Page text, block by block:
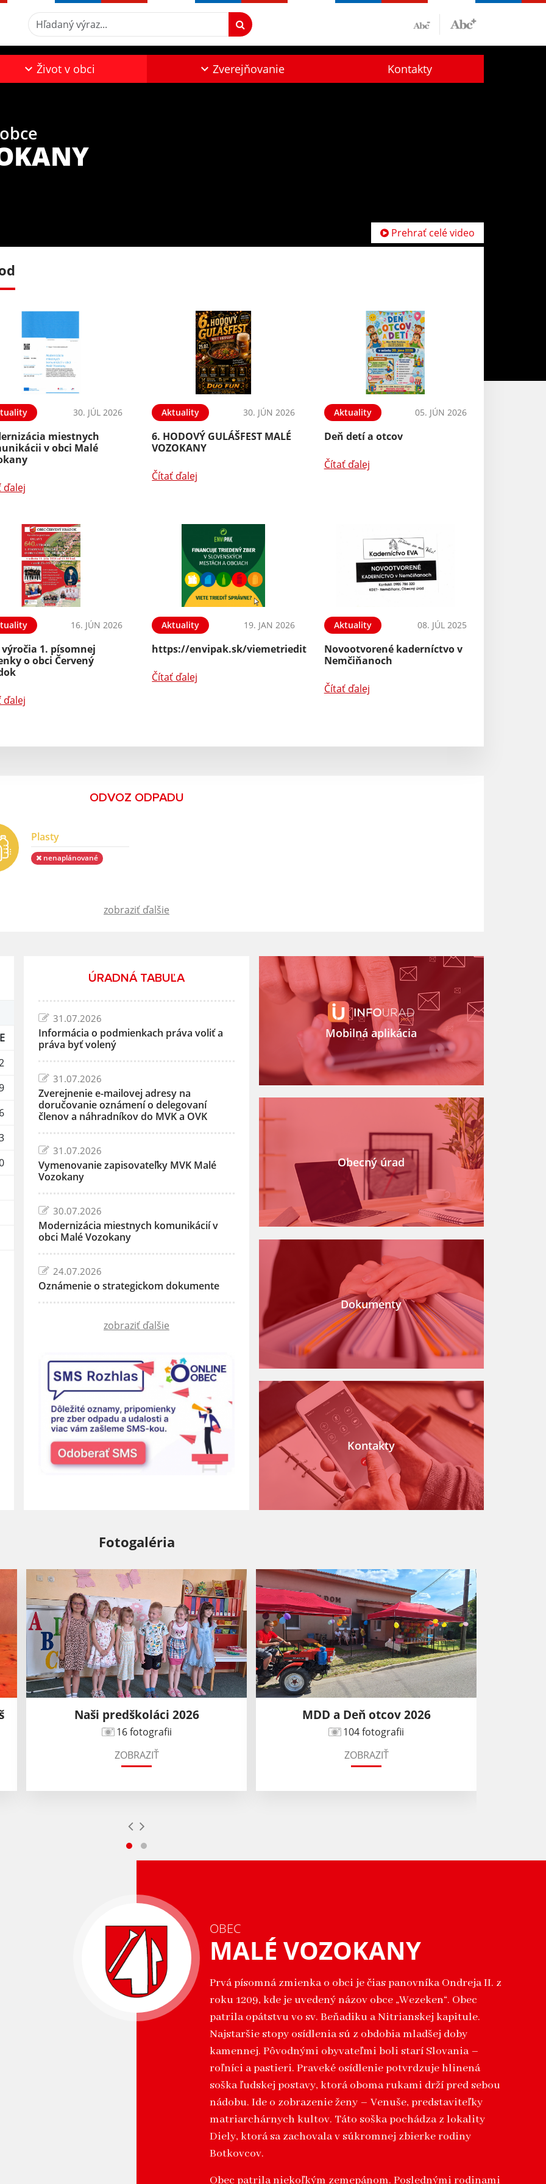
Hľadaný výraz...
Život v obci Zverejňovanie Kontakty
Prehrať celé video
30. JÚL 2026
miestnych
v obci Malé
ďalej
Aktuality 30. JÚN 2026
6. HODOVÝ GULÁŠFEST MALÉ
VOZOKANY
Čítať ďalej
Aktuality 05. JÚN 2026
Deň detí a otcov
Čítať ďalej
16. JÚN 2026
výročia 1. písomnej
o obci Červený
ďalej
Aktuality 19. JAN 2026
https://envipak.sk/viemetriedit
Čítať ďalej
Aktuality 08. JÚL 2025
Novootvorené kaderníctvo v
Nemčiňanoch
Čítať ďalej
ODVOZ ODPADU
Plasty
nenaplánované
zobraziť ďalšie
ÚRADNÁ TABUĽA
31.07.2026
Informácia o podmienkach práva voliť a
práva byť volený
31.07.2026
Zverejnenie e-mailovej adresy na
doručovanie oznámení o delegovaní
členov a náhradníkov do MVK a OVK
31.07.2026
Vymenovanie zapisovateľky MVK Malé
Vozokany
30.07.2026
Modernizácia miestnych komunikácií v
obci Malé Vozokany
24.07.2026
Oznámenie o strategickom dokumente
zobraziť ďalšie
Mobilná aplikácia
Obecný úrad
Dokumenty
Kontakty
Fotogaléria
Naši predškoláci 2026
16 fotografii
ZOBRAZIŤ
MDD a Deň otcov 2026
104 fotografii
ZOBRAZIŤ
OBEC
MALÉ VOZOKANY
Prvá písomná zmienka o obci je čias panovníka Ondreja II. z
roku 1209, kde je uvedený názov obce „Wezeken“. Obec
patrila opátstvu vo sv. Beňadiku a Nitrianskej kapitule.
Najstaršie stopy osídlenia sú z obdobia mladšej doby
kamennej. Pôvodnými obyvateľmi boli starí Slovania –
roľníci a pastieri. Praveké osídlenie potvrdzuje hlinená
soška ľudskej postavy, ktorá oboma rukami drží pred sebou
nádobu. Ide o zobrazenie ženy – Venuše, predstaviteľky
matriarchárnych kultov. Táto soška pochádza z lokality
Diely, ktorá sa zachovala v súkromnej zbierke rodiny
Botkovcov.
Obec patrila niekoľkým zemepánom. Poslednými rodinami